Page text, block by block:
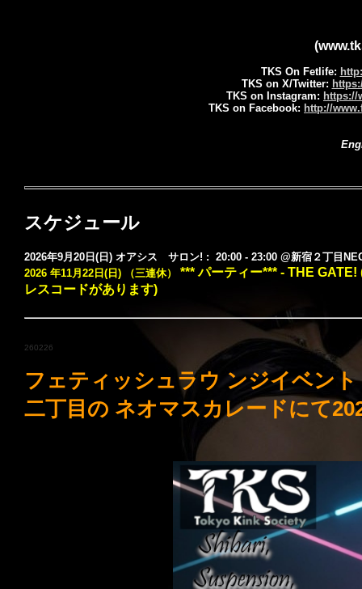
TKS On Fetlife:
TKS on X/Twitter:
TKS on Instagram: https://
TKS on Facebook: http://
スケジュール
2026年9月20日(日) オアシス サロン! : 20:00 - 23:00 @新宿２丁目
2026 年11月22日(日) （三連休） *** パーティー*** - THE
レスコードがあります)
260226
フェティッシュラウ ンジイベン
二丁目の ネオマスカレードにて